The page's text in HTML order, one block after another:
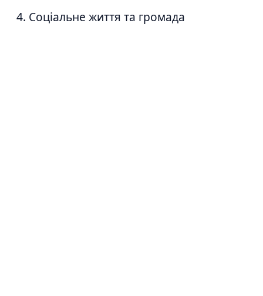
4. Соціальне життя та громада